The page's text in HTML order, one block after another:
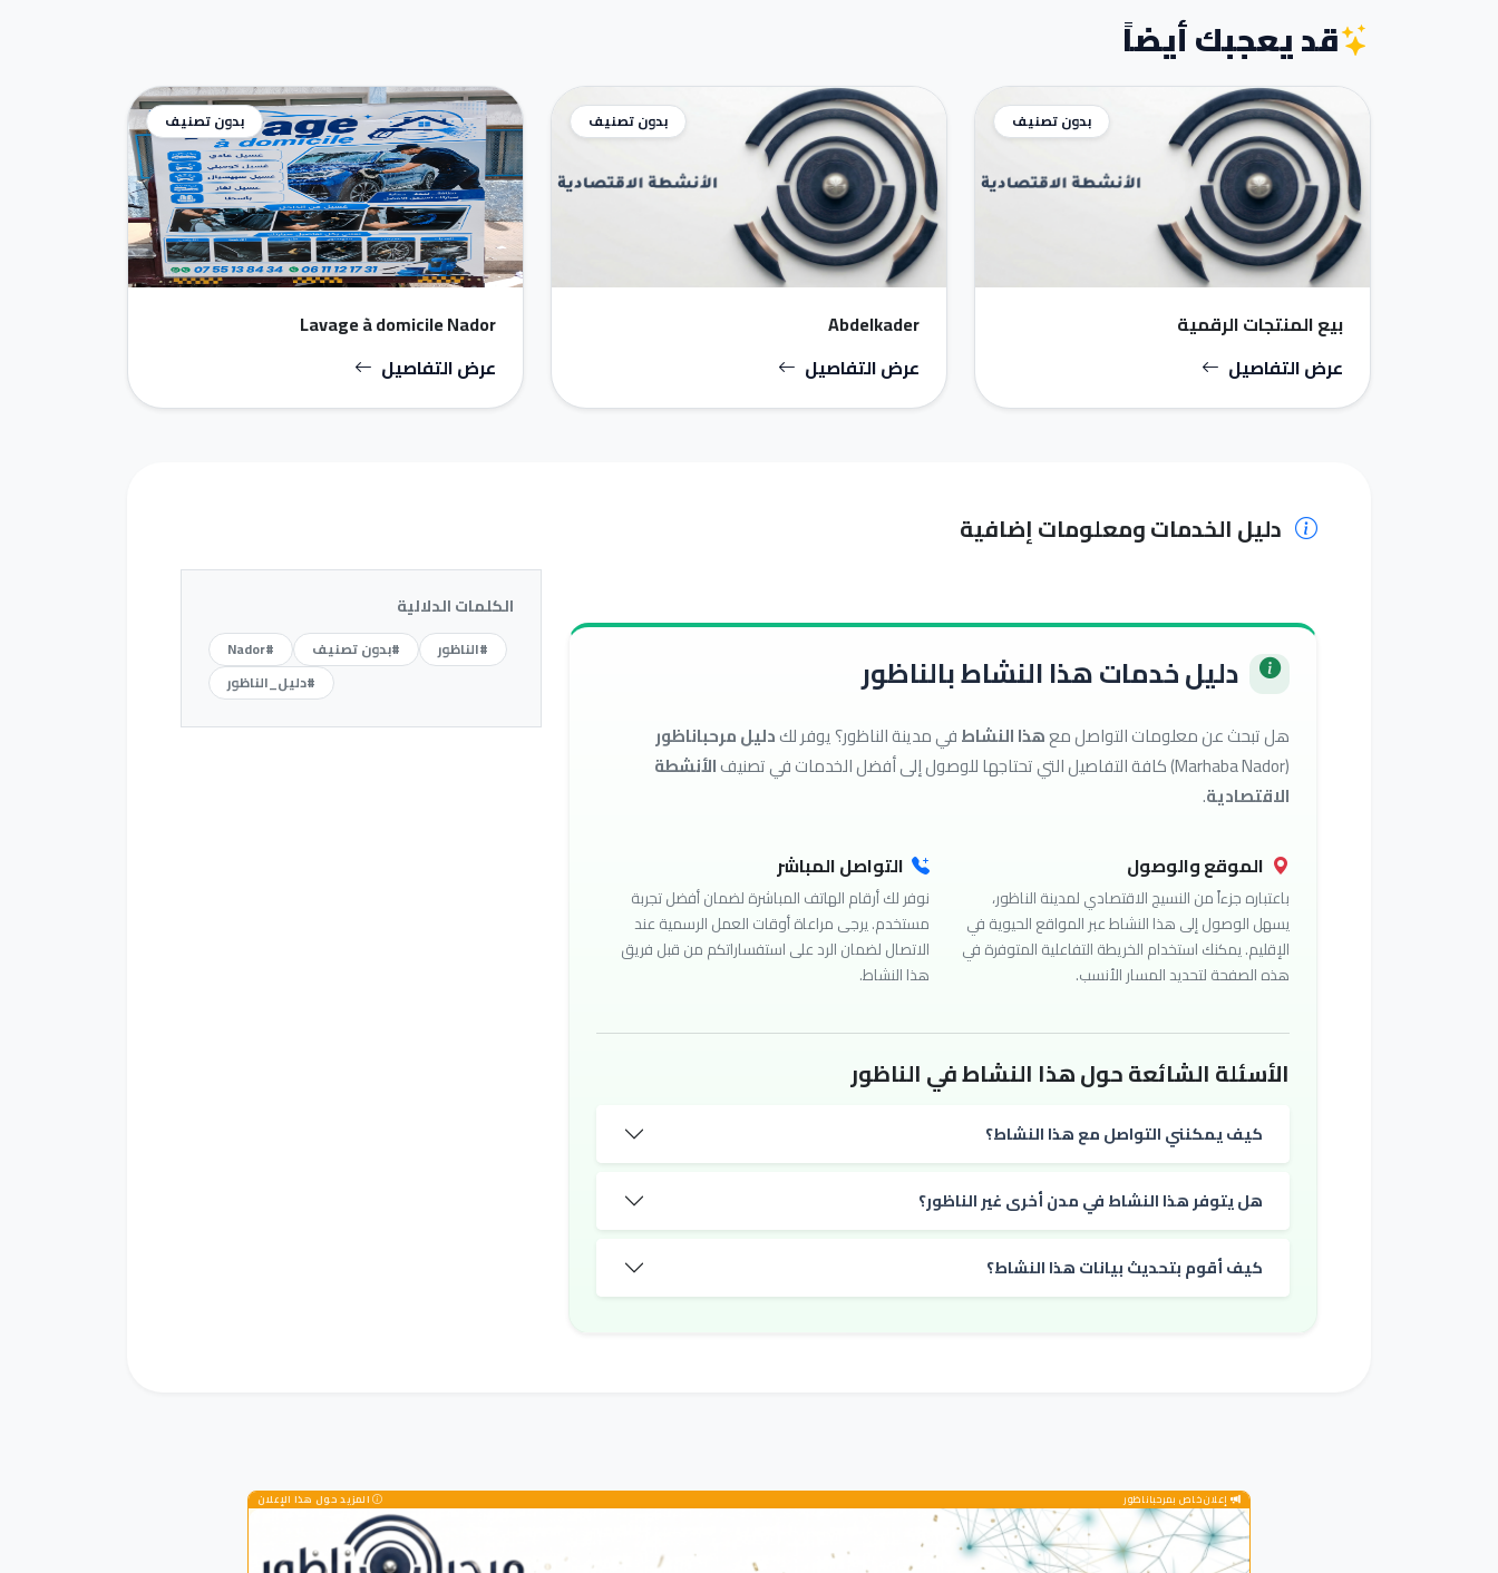
قد يعجبك أيضاً
بدون تصنيف
بيع المنتجات الرقمية
عرض التفاصيل
بدون تصنيف
Abdelkader
عرض التفاصيل
بدون تصنيف
Lavage à domicile Nador
عرض التفاصيل
دليل الخدمات ومعلومات إضافية
دليل خدمات هذا النشاط بالناظور
هل تبحث عن معلومات التواصل معهذا النشاطفي مدينة الناظور؟ يوفر لكدليل مرحباناظور
(Marhaba Nador) كافة التفاصيل التي تحتاجها للوصول إلى أفضل الخدمات في تصنيف
الأنشطة
الاقتصادية.
الموقع والوصول
باعتباره جزءاً من النسيج الاقتصادي لمدينة الناظور،
يسهل الوصول إلى هذا النشاط عبر المواقع الحيوية في
الإقليم. يمكنك استخدام الخريطة التفاعلية المتوفرة في
هذه الصفحة لتحديد المسار الأنسب.
التواصل المباشر
نوفر لك أرقام الهاتف المباشرة لضمان أفضل تجربة
مستخدم. يرجى مراعاة أوقات العمل الرسمية عند
الاتصال لضمان الرد على استفساراتكم من قبل فريق
هذا النشاط.
الأسئلة الشائعة حول هذا النشاط في الناظور
كيف يمكنني التواصل مع هذا النشاط؟
هل يتوفر هذا النشاط في مدن أخرى غير الناظور؟
كيف أقوم بتحديث بيانات هذا النشاط؟
الكلمات الدلالية
#الناظور #بدون تصنيف
#Nador
#دليل_الناظور
إعلان خاص بمرحباناظور المزيد حول هذا الإعلان